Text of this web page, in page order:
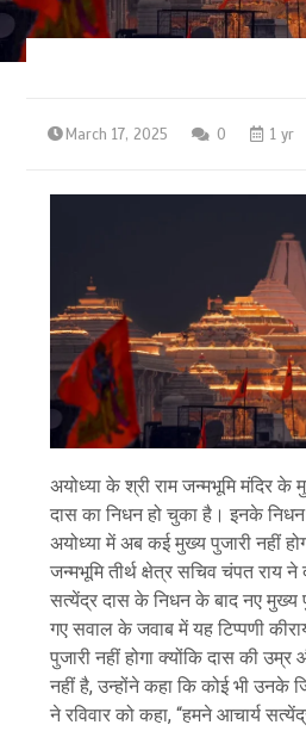
March 17, 2025 0 1 yr
अयोध्या के श्री राम जन्मभूमि मंदिर के
दास का निधन हो चुका है। इनके
अयोध्या में अब कई मुख्य पुजारी नहीं
जन्मभूमि तीर्थ क्षेत्र सचिव चंपत राय
सत्येंद्र दास के निधन के बाद नए मुख्य
गए सवाल के जवाब में यह टिप्पणी
पुजारी नहीं होगा क्योंकि दास की
नहीं है, उन्होंने कहा कि कोई भी उनके
ने रविवार को कहा, “हमने आचार्य